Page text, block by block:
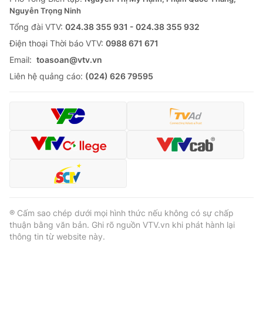
Nguyễn Trọng Ninh
Tổng đài VTV: 024.38 355 931 - 024.38 355 932
Ðiện thoại Thời báo VTV: 0988 671 671
Email: toasoan@vtv.vn
Liên hệ quảng cáo: (024) 626 79595
® Cấm sao chép dưới mọi hình thức nếu không có sự chấp
thuận bằng văn bản. Ghi rõ nguồn VTV.vn khi phát hành lại
thông tin từ website này.